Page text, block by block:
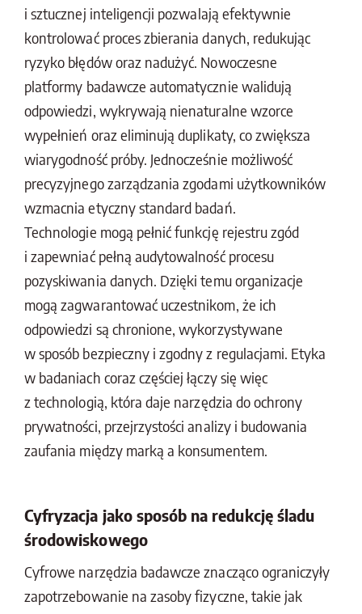
i sztucznej inteligencji pozwalają efektywnie
kontrolować proces zbierania danych, redukując
ryzyko błędów oraz nadużyć. Nowoczesne
platformy badawcze automatycznie walidują
odpowiedzi, wykrywają nienaturalne wzorce
wypełnień oraz eliminują duplikaty, co zwiększa
wiarygodność próby. Jednocześnie możliwość
precyzyjnego zarządzania zgodami użytkowników
wzmacnia etyczny standard badań.
Technologie mogą pełnić funkcję rejestru zgód
i zapewniać pełną audytowalność procesu
pozyskiwania danych. Dzięki temu organizacje
mogą zagwarantować uczestnikom, że ich
odpowiedzi są chronione, wykorzystywane
w sposób bezpieczny i zgodny z regulacjami. Etyka
w badaniach coraz częściej łączy się więc
z technologią, która daje narzędzia do ochrony
prywatności, przejrzystości analizy i budowania
zaufania między marką a konsumentem.
Cyfryzacja jako sposób na redukcję śladu
środowiskowego
Cyfrowe narzędzia badawcze znacząco ograniczyły
zapotrzebowanie na zasoby fizyczne, takie jak